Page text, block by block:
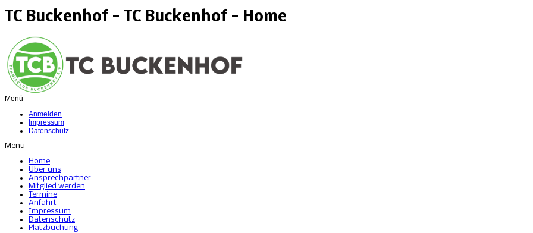
TC Buckenhof - TC Buckenhof - Home
Menü
Anmelden
Impressum
Datenschutz
Menü
Home
Über uns
Ansprechpartner
Mitglied werden
Termine
Anfahrt
Impressum
Datenschutz
Platzbuchung